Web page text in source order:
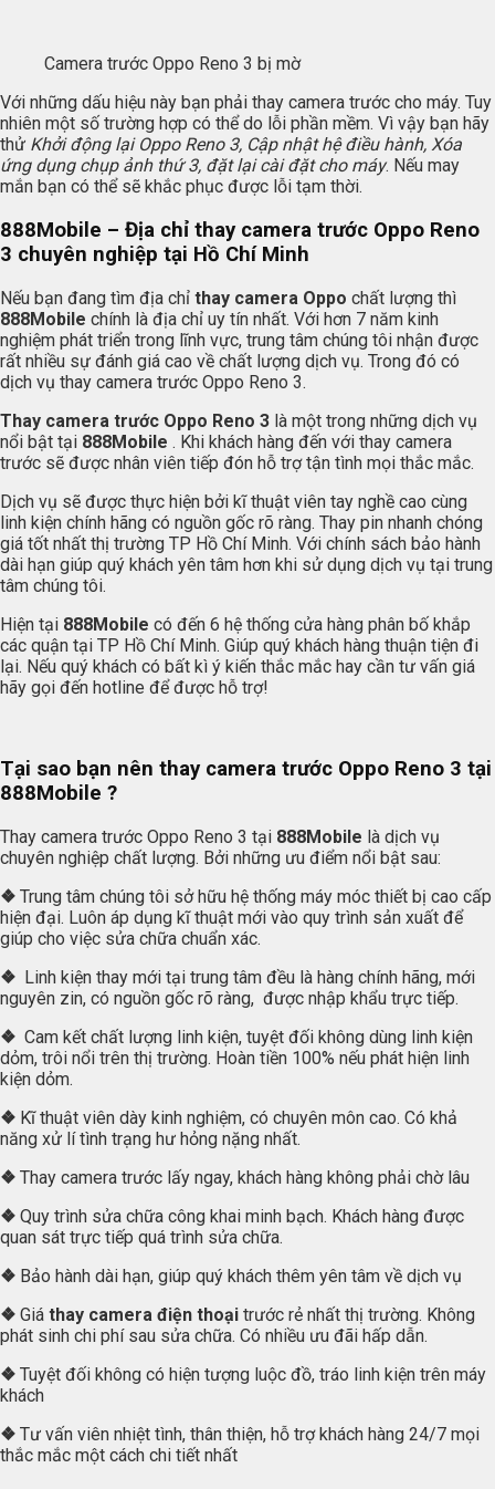
Camera trước Oppo Reno 3 bị mờ
Với những dấu hiệu này bạn phải thay camera trước cho máy. Tuy
nhiên một số trường hợp có thể do lỗi phần mềm. Vì vậy bạn hãy
thử Khởi động lại Oppo Reno 3, Cập nhật hệ điều hành, Xóa
ứng dụng chụp ảnh thứ 3, đặt lại cài đặt cho máy. Nếu may
mắn bạn có thể sẽ khắc phục được lỗi tạm thời.
888Mobile – Địa chỉ thay camera trước Oppo Reno
3 chuyên nghiệp tại Hồ Chí Minh
Nếu bạn đang tìm địa chỉ thay camera Oppo chất lượng thì
888Mobile chính là địa chỉ uy tín nhất. Với hơn 7 năm kinh
nghiệm phát triển trong lĩnh vực, trung tâm chúng tôi nhận được
rất nhiều sự đánh giá cao về chất lượng dịch vụ. Trong đó có
dịch vụ thay camera trước Oppo Reno 3.
Thay camera trước Oppo Reno 3 là một trong những dịch vụ
nổi bật tại 888Mobile . Khi khách hàng đến với thay camera
trước sẽ được nhân viên tiếp đón hỗ trợ tận tình mọi thắc mắc.
Dịch vụ sẽ được thực hiện bởi kĩ thuật viên tay nghề cao cùng
linh kiện chính hãng có nguồn gốc rõ ràng. Thay pin nhanh chóng
giá tốt nhất thị trường TP Hồ Chí Minh. Với chính sách bảo hành
dài hạn giúp quý khách yên tâm hơn khi sử dụng dịch vụ tại trung
tâm chúng tôi.
Hiện tại 888Mobile có đến 6 hệ thống cửa hàng phân bố khắp
các quận tại TP Hồ Chí Minh. Giúp quý khách hàng thuận tiện đi
lại. Nếu quý khách có bất kì ý kiến thắc mắc hay cần tư vấn giá
hãy gọi đến hotline để được hỗ trợ!
Tại sao bạn nên thay camera trước Oppo Reno 3 tại
888Mobile ?
Thay camera trước Oppo Reno 3 tại 888Mobile là dịch vụ
chuyên nghiệp chất lượng. Bởi những ưu điểm nổi bật sau:
❖ Trung tâm chúng tôi sở hữu hệ thống máy móc thiết bị cao cấp
hiện đại. Luôn áp dụng kĩ thuật mới vào quy trình sản xuất để
giúp cho việc sửa chữa chuẩn xác.
❖ Linh kiện thay mới tại trung tâm đều là hàng chính hãng, mới
nguyên zin, có nguồn gốc rõ ràng, được nhập khẩu trực tiếp.
❖ Cam kết chất lượng linh kiện, tuyệt đối không dùng linh kiện
dỏm, trôi nổi trên thị trường. Hoàn tiền 100% nếu phát hiện linh
kiện dỏm.
❖ Kĩ thuật viên dày kinh nghiệm, có chuyên môn cao. Có khả
năng xử lí tình trạng hư hỏng nặng nhất.
❖ Thay camera trước lấy ngay, khách hàng không phải chờ lâu
❖ Quy trình sửa chữa công khai minh bạch. Khách hàng được
quan sát trực tiếp quá trình sửa chữa.
❖ Bảo hành dài hạn, giúp quý khách thêm yên tâm về dịch vụ
❖ Giá thay camera điện thoại trước rẻ nhất thị trường. Không
phát sinh chi phí sau sửa chữa. Có nhiều ưu đãi hấp dẫn.
❖ Tuyệt đối không có hiện tượng luộc đồ, tráo linh kiện trên máy
khách
❖ Tư vấn viên nhiệt tình, thân thiện, hỗ trợ khách hàng 24/7 mọi
thắc mắc một cách chi tiết nhất